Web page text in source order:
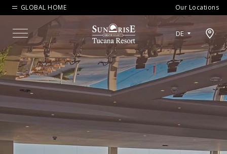
GLOBAL HOME Our Locations
Menu
DE
Open map modal